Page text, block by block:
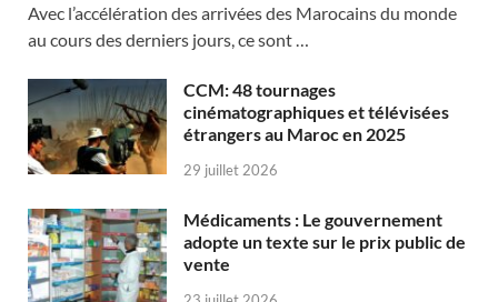
Avec l’accélération des arrivées des Marocains du monde
au cours des derniers jours, ce sont …
CCM: 48 tournages
cinématographiques et télévisées
étrangers au Maroc en 2025
29 juillet 2026
Médicaments : Le gouvernement
adopte un texte sur le prix public de
vente